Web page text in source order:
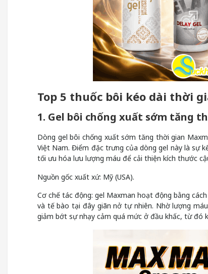
Top 5 thuốc bôi kéo dài thời
1. Gel bôi chống xuất sớm tăng
Dòng gel bôi chống xuất sớm tăng thời gian
Việt Nam. Điểm đặc trưng của dòng gel này là sự
tối ưu hóa lưu lượng máu để cải thiện kích thước
Nguồn gốc xuất xứ: Mỹ (USA).
Cơ chế tác động: gel Maxman hoạt động bằng
và tế bào tại đây giãn nở tự nhiên. Nhờ lượng
giảm bớt sự nhạy cảm quá mức ở đầu khấc, từ đó